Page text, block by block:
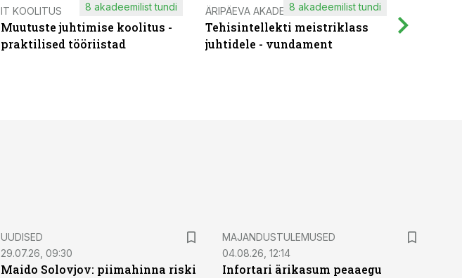
IT KOOLITUS
Muutuste juhtimise koolitus -
praktilised tööriistad
8 akadeemilist tundi ÄRIPÄEVA AKADEEMIA
Tehisintellekti meistriklass
juhtidele - vundament
8 akadeemilist tundi
UUDISED
29.07.26, 09:30
Maido Solovjov: piimahinna riski
MAJANDUSTULEMUSED
04.08.26, 12:14
Infortari ärikasum peaaegu